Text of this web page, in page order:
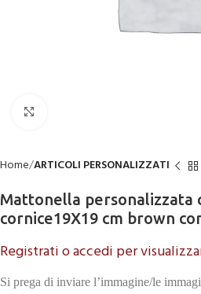
Home ARTICOLI PERSONALIZZATI
Mattonella personalizzata
cornice19X19 cm brown
Registrati o accedi per
Si prega di inviare l’immagine/le